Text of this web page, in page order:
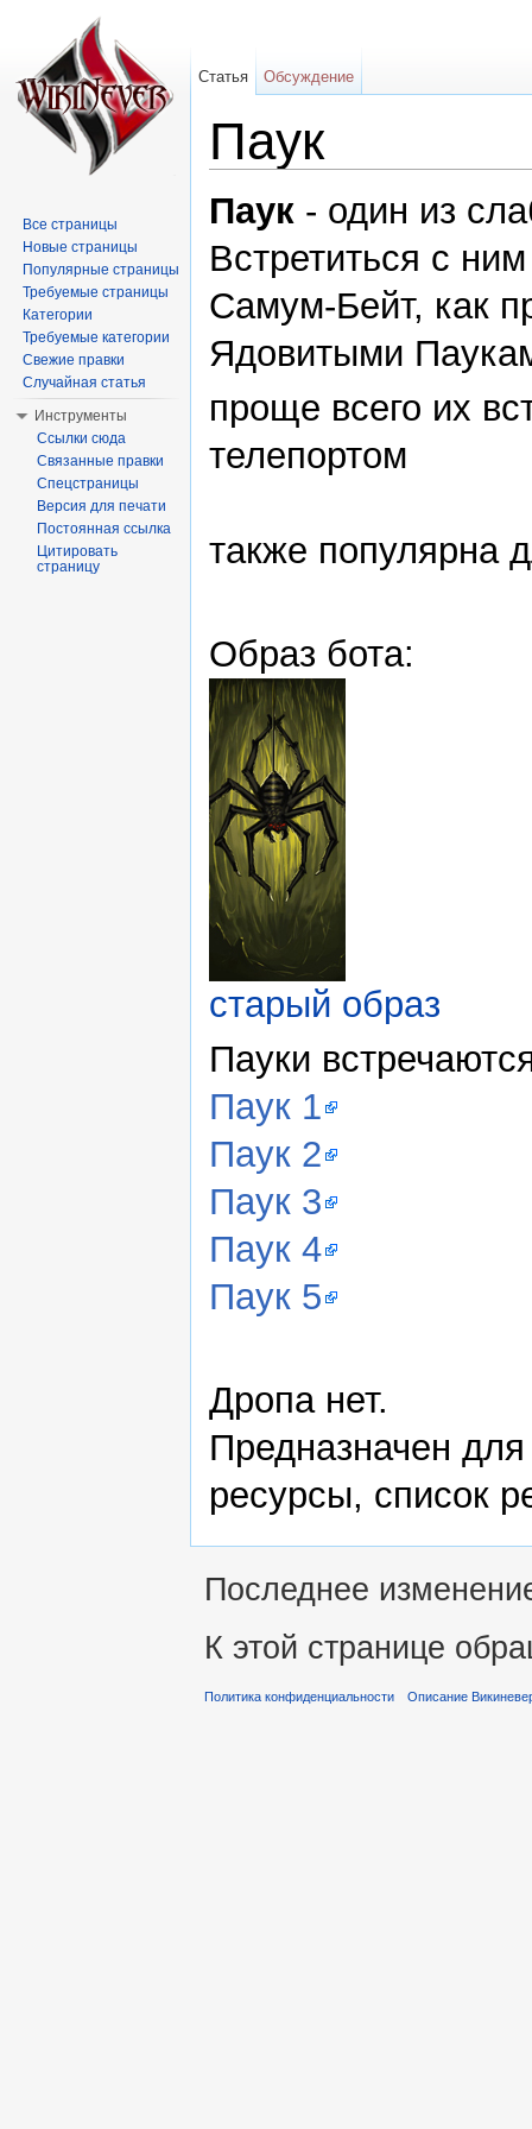
Паук
Паук - один из
Встретиться с
Самум-Бейт, как
Ядовитыми
проще всего их
телепортом
также популярна
Образ бота:
старый образ
Пауки
Паук 1
Паук 2
Паук 3
Паук 4
Паук 5
Дропа нет.
Предназначен
ресурсы, список
Статья Обсуждение
Все страницы
Новые страницы
Популярные страницы
Требуемые страницы
Категории
Требуемые категории
Свежие правки
Случайная статья
Инструменты
Ссылки сюда
Связанные правки
Спецстраницы
Версия для печати
Постоянная ссылка
Цитировать
страницу
Последнее
К этой странице
Политика конфиденциальности Описание